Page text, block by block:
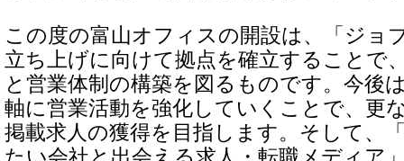
この度の富山オフィスの開設は、「ジョ
立ち上げに向けて拠点を確立することで
と営業体制の構築を図るものです。今後
軸に営業活動を強化していくことで、更
掲載求人の獲得を目指します。そして、